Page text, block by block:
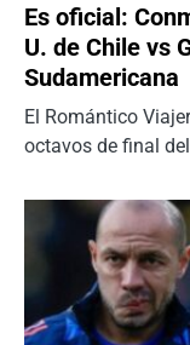
Es oficial:
U. de Chile vs
Sudamericana
El Romántico
octavos de final